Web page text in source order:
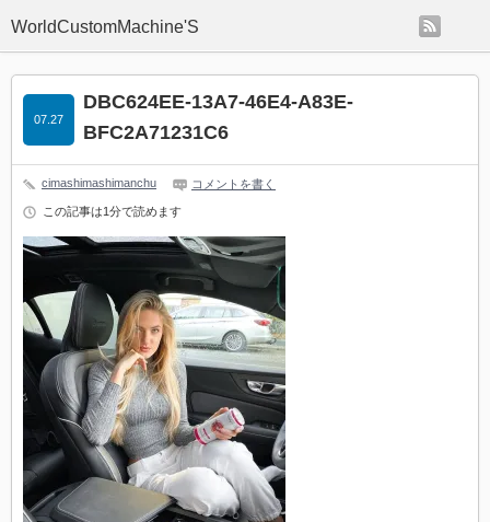
WorldCustomMachine'S
DBC624EE-13A7-46E4-A83E-
BFC2A71231C6
07.27
cimashimashimanchu コメントを書く
この記事は1分で読めます